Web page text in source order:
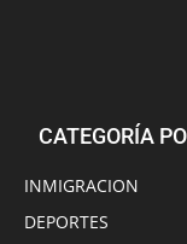
CATEGORÍA
INMIGRACION
DEPORTES